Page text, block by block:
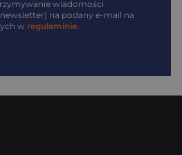
wiadomości
na podany e-mail na
w regulaminie.